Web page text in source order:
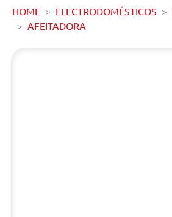
HOME ELECTRODOMÉSTICOS
AFEITADORA